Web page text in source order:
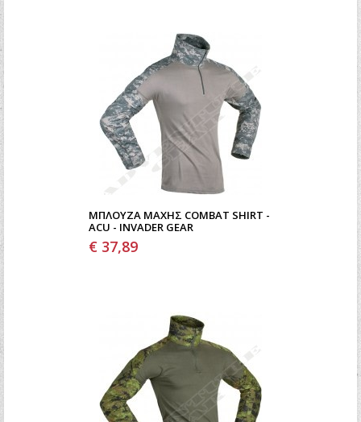
ΜΠΛΟΎΖΑ ΜΆΧΗΣ COMBAT SHIRT -
ACU - INVADER GEAR
€ 37,89
Ξεχάσατε το όνομα χρήστη;